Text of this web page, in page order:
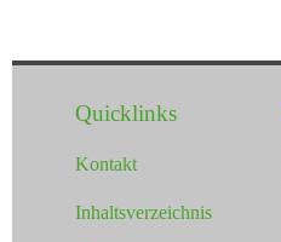
Quicklinks
Kontakt
Inhaltsverzeichnis